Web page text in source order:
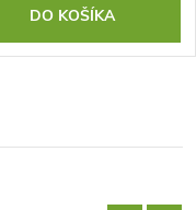
DO KOŠÍKA